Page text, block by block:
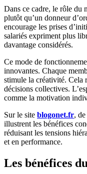
Dans ce cadre, le rôle du
plutôt qu’un donneur
encourage les prises
salariés expriment plus
davantage considérés.
Ce mode de
innovantes. Chaque
stimule la créativité. Cela
décisions collectives.
comme la motivation
Sur le site blogonet.fr,
illustrent les bénéfices
réduisant les tensions
et en performance.
Les bénéfices